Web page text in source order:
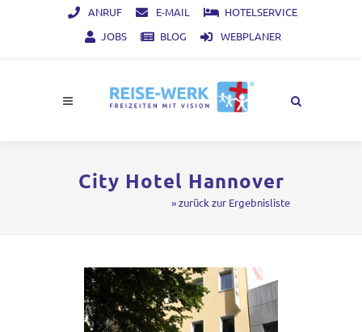
ANRUF E-MAIL
HOTELSERVICE
JOBS
BLOG WEBPLANER
City Hotel Hannover
» zurück zur Ergebnisliste